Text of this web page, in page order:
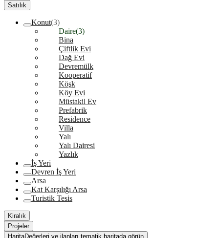
Satılık
Konut(3)
Daire(3)
Bina
Çiftlik Evi
Dağ Evi
Devremülk
Kooperatif
Köşk
Köy Evi
Müstakil Ev
Prefabrik
Residence
Villa
Yalı
Yalı Dairesi
Yazlık
İş Yeri
Devren İş Yeri
Arsa
Kat Karşılığı Arsa
Turistik Tesis
Kiralık
Projeler
HaritaDeğerleri ve ilanları tematik haritada görün